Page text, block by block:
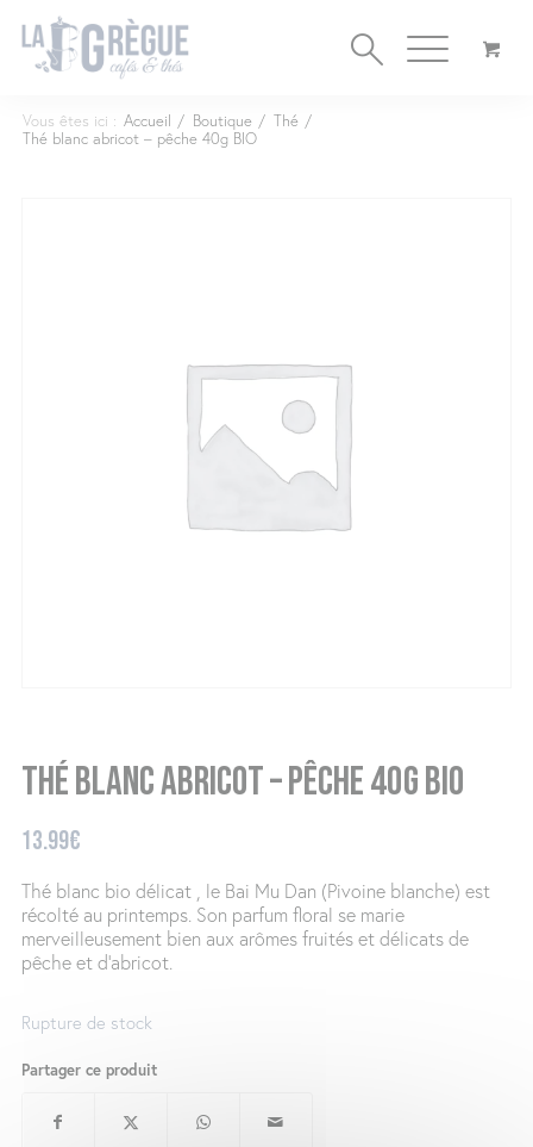
Vous êtes ici : Accueil / Boutique / Thé /
Thé blanc abricot – pêche 40g BIO
Thé blanc abricot – pêche 40g BIO
13.99€
Thé blanc bio délicat , le Bai Mu Dan (Pivoine blanche) est
récolté au printemps. Son parfum floral se marie
merveilleusement bien aux arômes fruités et délicats de
pêche et d’abricot.
Rupture de stock
Partager ce produit